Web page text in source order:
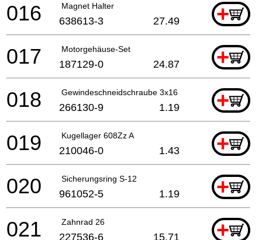
Magnet Halter +
016 638613-3 27.49
Motorgehäuse-Set +
017 187129-0 24.87
Gewindeschneidschraube 3x16 +
018 266130-9 1.19
Kugellager 608Zz A +
019 210046-0 1.43
Sicherungsring S-12 +
020 961052-5 1.19
Zahnrad 26 +
021 227536-6 15.71